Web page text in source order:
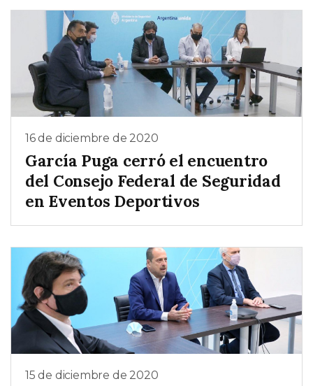
16 de diciembre de 2020
García Puga cerró el encuentro
del Consejo Federal de Seguridad
en Eventos Deportivos
15 de diciembre de 2020